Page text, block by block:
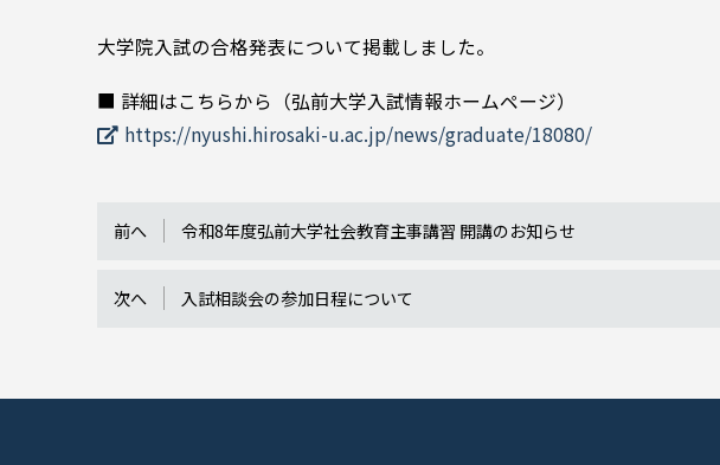
大学院入試の合格発表について掲載しました。
■ 詳細はこちらから（弘前大学入試情報ホームページ）
https://nyushi.hirosaki-u.ac.jp/news/graduate/18080/
前へ 令和8年度弘前大学社会教育主事講習 開講のお知らせ
次へ 入試相談会の参加日程について